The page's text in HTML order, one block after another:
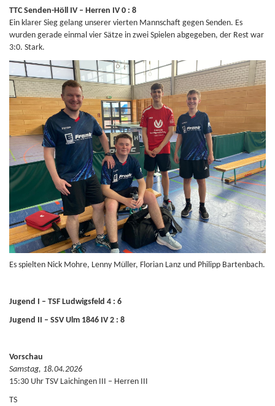
TTC Senden-Höll IV – Herren IV 0 : 8
Ein klarer Sieg gelang unserer vierten Mannschaft gegen Senden. Es
wurden gerade einmal vier Sätze in zwei Spielen abgegeben, der Rest war
3:0. Stark.
Es spielten Nick Mohre, Lenny Müller, Florian Lanz und Philipp Bartenbach.
Jugend I – TSF Ludwigsfeld 4 : 6
Jugend II – SSV Ulm 1846 IV 2 : 8
Vorschau
Samstag, 18.04.2026
15:30 Uhr TSV Laichingen III – Herren III
TS